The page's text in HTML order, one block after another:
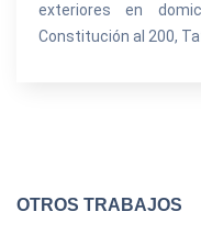
exteriores en
Constitución al 200,
OTROS TRABAJOS